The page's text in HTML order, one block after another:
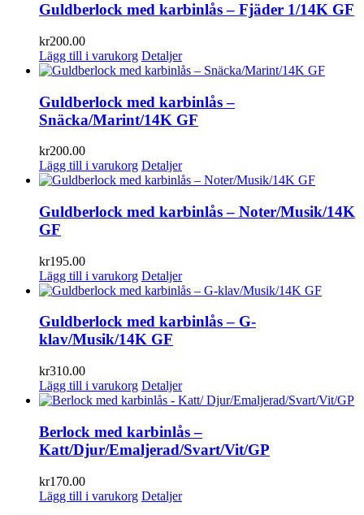
Guldberlock med karbinlås – Fjäder 1/14K GF
kr200.00
Lägg till i varukorg Detaljer
Guldberlock med karbinlås –
Snäcka/Marint/14K GF
kr200.00
Lägg till i varukorg Detaljer
Guldberlock med karbinlås – Noter/Musik/14K
GF
kr195.00
Lägg till i varukorg Detaljer
Guldberlock med karbinlås – G-
klav/Musik/14K GF
kr310.00
Lägg till i varukorg Detaljer
Berlock med karbinlås –
Katt/Djur/Emaljerad/Svart/Vit/GP
kr170.00
Lägg till i varukorg Detaljer